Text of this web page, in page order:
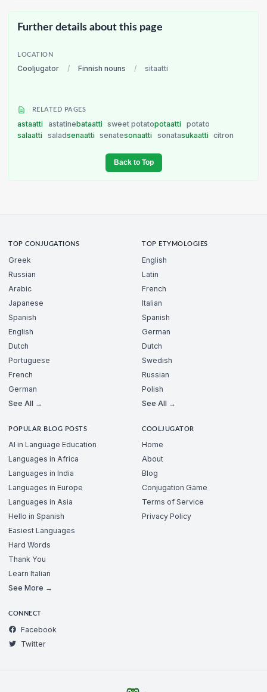
Further details about this page
LOCATION
Cooljugator / Finnish nouns / sitaatti
RELATED PAGES
astaatti astatinebataatti sweet potatopotaatti
potato
salaatti
saladsenaatti senatesonaatti sonatasukaatti citron
Back to Top
TOP CONJUGATIONS
Greek
Russian
Arabic
Japanese
Spanish
English
Dutch
Portuguese
French
German
See All →
TOP ETYMOLOGIES
English
Latin
French
Italian
Spanish
German
Dutch
Swedish
Russian
Polish
See All →
POPULAR BLOG POSTS
AI in Language Education
Languages in Africa
Languages in India
Languages in Europe
Languages in Asia
Hello in Spanish
Easiest Languages
Hard Words
Thank You
Learn Italian
See More →
COOLJUGATOR
Home
About
Blog
Conjugation Game
Terms of Service
Privacy Policy
CONNECT
Facebook
Twitter